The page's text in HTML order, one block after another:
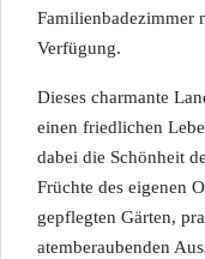
Familienbadezimmer
Verfügung.
Dieses charmante
einen friedlichen
dabei die Schönheit
Früchte des eigenen
gepflegten Gärten,
atemberaubenden